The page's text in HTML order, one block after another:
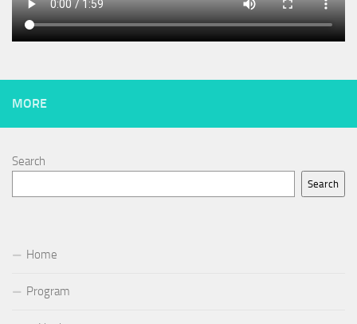
MORE
Search
Search
Home
Program